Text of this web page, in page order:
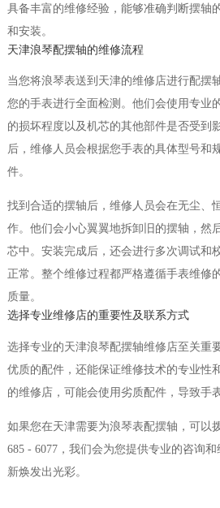
具备丰富的维修经验，能够准确判断摆轴
和安装。
天津浪琴配摆轴的维修流程
当您将浪琴表送到天津的维修店进行配摆
您的手表进行全面检测。他们会使用专业
的损坏程度以及机芯的其他部件是否受到
后，维修人员会根据您手表的具体型号和
件。
找到合适的摆轴后，维修人员会在无尘、
作。他们会小心翼翼地拆卸旧的摆轴，然
芯中。安装完成后，还会进行多次调试和
正常。整个维修过程都严格遵循手表维修
质量。
选择专业维修店的重要性及联系方式
选择专业的天津浪琴配摆轴维修店至关重
优质的配件，还能保证维修技术的专业性
的维修店，可能会使用劣质配件，导致手
如果您在天津需要为浪琴表配摆轴，可以
685 - 6077，我们会为您提供专业的咨询
新焕发出光彩。